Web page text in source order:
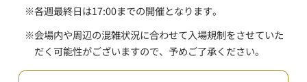
※各週最終日は17:00までの開催となります。
※会場内や周辺の混雑状況に合わせて入場規制をさせていた
だく可能性がございますので、予めご了承ください。